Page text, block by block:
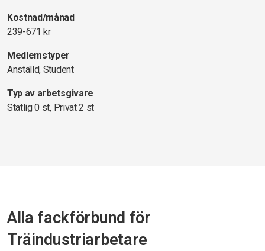
Kostnad/månad
239-671 kr
Medlemstyper
Anställd, Student
Typ av arbetsgivare
Statlig 0 st, Privat 2 st
Alla fackförbund för
Träindustriarbetare